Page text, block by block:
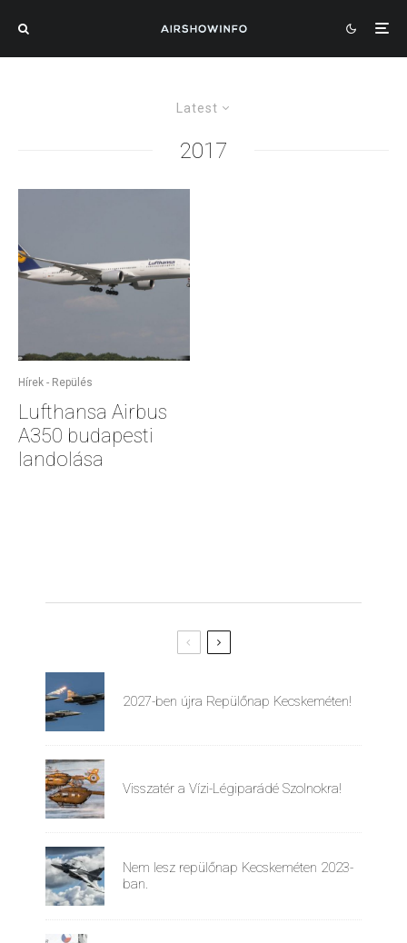
Latest
2017
Hírek - Repülés
Lufthansa Airbus
A350 budapesti
landolása
2027-ben újra Repülőnap Kecskeméten!
Visszatér a Vízi-Légiparádé Szolnokra!
Nem lesz repülőnap Kecskeméten 2023-
ban.